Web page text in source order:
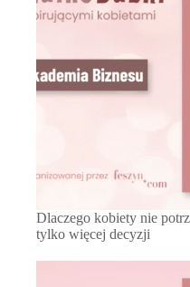
Dlaczego kobiety nie
tylko więcej decyzji